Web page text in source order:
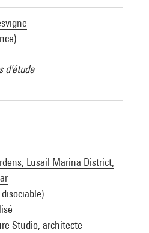
d'étude
Lusail Marina District,
Studio, architecte